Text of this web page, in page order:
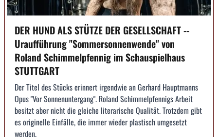
DER HUND ALS STÜTZE DER GESELLSCHAFT --
Uraufführung "Sommersonnenwende" von
Roland Schimmelpfennig im Schauspielhaus
STUTTGART
Der Titel des Stücks erinnert irgendwie an Gerhard Hauptmanns
Opus "Vor Sonnenuntergang". Roland Schimmelpfennigs Arbeit
besitzt aber nicht die gleiche literarische Qualität. Trotzdem gibt
es originelle Einfälle, die immer wieder plastisch umgesetzt
werden.